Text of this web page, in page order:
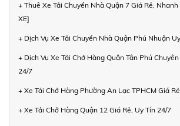
+ Thuê Xe Tải Chuyển Nhà Quận 7 Giá Rẻ,
XE]
+ Dịch Vụ Xe Tải Chuyển Nhà Quận Phú Nhuận
+ Dịch Vụ Xe Tải Chở Hàng Quận Tân Phú
24/7
+ Xe Tải Chở Hàng Phường An Lạc TPHCM Giá
+ Xe Tải Chở Hàng Quận 12 Giá Rẻ, Uy Tín 24/7